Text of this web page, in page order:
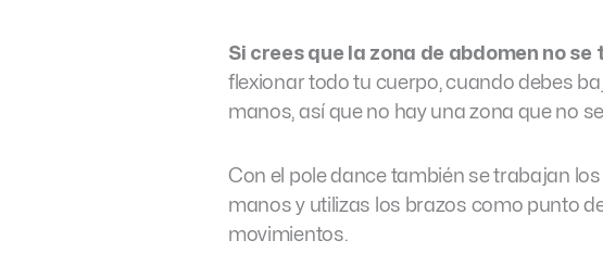
Si crees que la zona de abdomen no
flexionar todo tu cuerpo, cuando debes
manos, así que no hay una zona que no
Con el pole dance también se trabajan
manos y utilizas los brazos como punto
movimientos.